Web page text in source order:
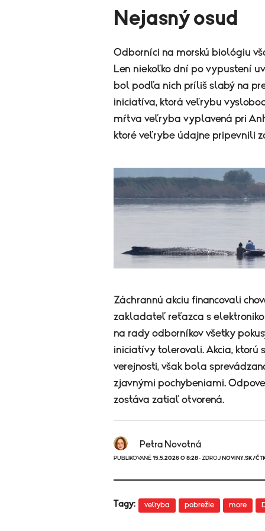
Nejasný osud
Odborníci na morskú biológiu
Len niekoľko dní po vypustení
bol podľa nich príliš slabý na
iniciatíva, ktorá veľrybu
mŕtva veľryba vyplavená pri
ktoré veľrybe údajne pripevnili
Záchrannú akciu financovali
zakladateľ reťazca s
na rady odborníkov všetky
iniciatívy tolerovali. Akcia,
verejnosti, však bola
zjavnými pochybeniami.
zostáva zatiaľ otvorená.
Petra Novotná
PUBLIKOVANÉ 15.5.2026 O 8:28 · ZDROJ NOVINY.SK/
Tagy: veľryba pobrežie more